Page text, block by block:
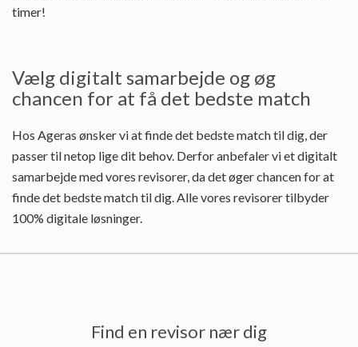
timer!
Vælg digitalt samarbejde og øg
chancen for at få det bedste match
Hos Ageras ønsker vi at finde det bedste match til dig, der
passer til netop lige dit behov. Derfor anbefaler vi et digitalt
samarbejde med vores revisorer, da det øger chancen for at
finde det bedste match til dig. Alle vores revisorer tilbyder
100% digitale løsninger.
Find en revisor nær dig